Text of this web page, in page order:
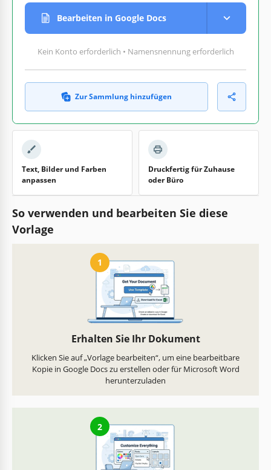
Bearbeiten in Google Docs
Kein Konto erforderlich • Namensnennung erforderlich
Zur Sammlung hinzufügen
Text, Bilder und Farben
anpassen
Druckfertig für Zuhause
oder Büro
So verwenden und bearbeiten Sie diese
Vorlage
1
Erhalten Sie Ihr Dokument
Klicken Sie auf „Vorlage bearbeiten“, um eine bearbeitbare
Kopie in Google Docs zu erstellen oder für Microsoft Word
herunterzuladen
2